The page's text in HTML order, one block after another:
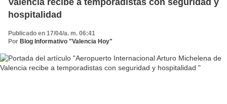
Valencia recibe a temporadistas con seguridad y
hospitalidad
Publicado en 17/04/a. m. 06:41
Por Blog Informativo "Valencia Hoy"